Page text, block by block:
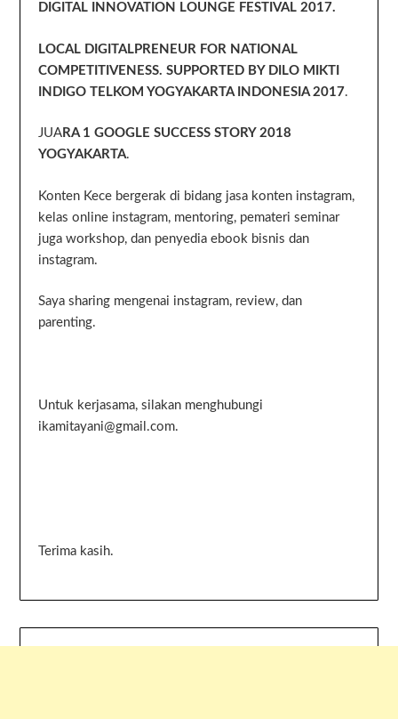
DIGITAL INNOVATION LOUNGE FESTIVAL 2017.
LOCAL DIGITALPRENEUR FOR NATIONAL
COMPETITIVENESS. SUPPORTED BY DILO MIKTI
INDIGO TELKOM YOGYAKARTA INDONESIA 2017.
JUA RA 1 GOOGLE SUCCESS STORY 2018
YOGYAKARTA.
Konten Kece bergerak di bidang jasa konten instagram,
kelas online instagram, mentoring, pemateri seminar
juga workshop, dan penyedia ebook bisnis dan
instagram.
Saya sharing mengenai instagram, review, dan
parenting.
Untuk kerjasama, silakan menghubungi
ikamitayani@gmail.com.
Terima kasih.